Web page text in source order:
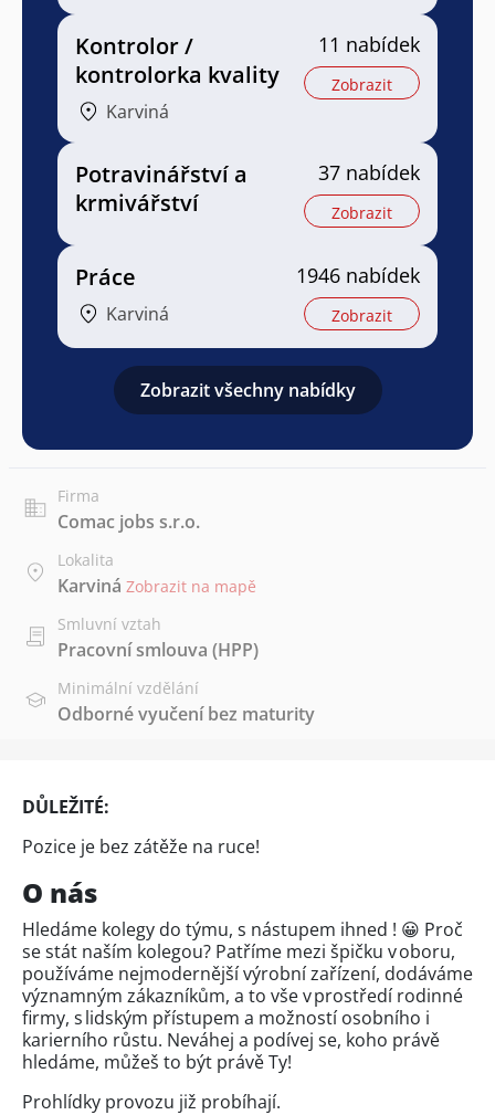
Kontrolor /
kontrolorka kvality
Karviná
11 nabídek
Zobrazit
Potravinářství a
krmivářství
37 nabídek
Zobrazit
Práce
Karviná
1946 nabídek
Zobrazit
Zobrazit všechny nabídky
Firma
Comac jobs s.r.o.
Lokalita
Karviná Zobrazit na mapě
Smluvní vztah
Pracovní smlouva (HPP)
Minimální vzdělání
Odborné vyučení bez maturity
DŮLEŽITÉ:
Pozice je bez zátěže na ruce!
O nás
Hledáme kolegy do týmu, s nástupem ihned ! 😀 Proč
se stát naším kolegou? Patříme mezi špičku v oboru,
používáme nejmodernější výrobní zařízení, dodáváme
významným zákazníkům, a to vše v prostředí rodinné
firmy, s lidským přístupem a možností osobního i
karierního růstu. Neváhej a podívej se, koho právě
hledáme, můžeš to být právě Ty!
Prohlídky provozu již probíhají.